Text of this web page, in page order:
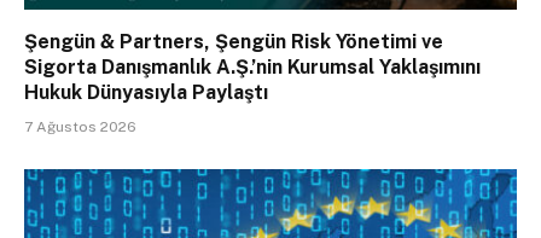
Şengün & Partners, Şengün Risk Yönetimi ve
Sigorta Danışmanlık A.Ş.’nin Kurumsal Yaklaşımını
Hukuk Dünyasıyla Paylaştı
7 Ağustos 2026